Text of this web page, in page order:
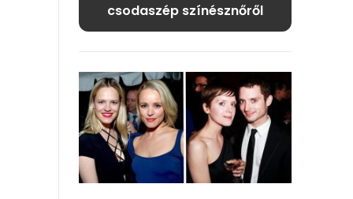
csodaszép színésznőről